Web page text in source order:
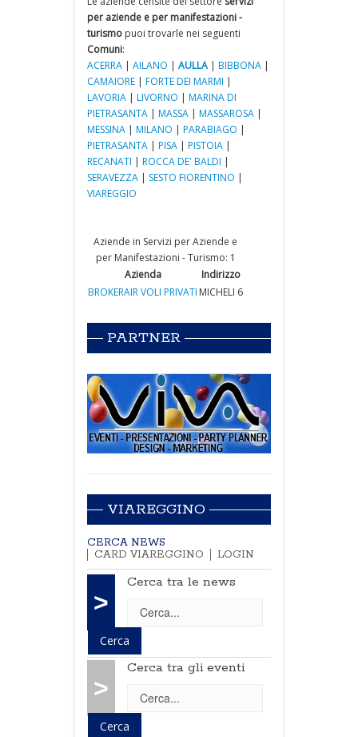
per aziende e per manifestazioni -
turismo puoi trovarle nei seguenti
Comuni:
ACERRA | AILANO | AULLA | BIBBONA |
CAMAIORE | FORTE DEI MARMI |
LAVORIA | LIVORNO | MARINA DI
PIETRASANTA | MASSA | MASSAROSA |
MESSINA | MILANO | PARABIAGO |
PIETRASANTA | PISA | PISTOIA |
RECANATI | ROCCA DE' BALDI |
SERAVEZZA | SESTO FIORENTINO |
VIAREGGIO
Aziende in Servizi per Aziende e
per Manifestazioni - Turismo: 1
Azienda
Indirizzo
BROKERAIR VOLI PRIVATI MICHELI 6
PARTNER
VIAREGGINO
CERCA NEWS
CARD VIAREGGINO
LOGIN
>
Cerca tra le news
>
Cerca tra gli eventi